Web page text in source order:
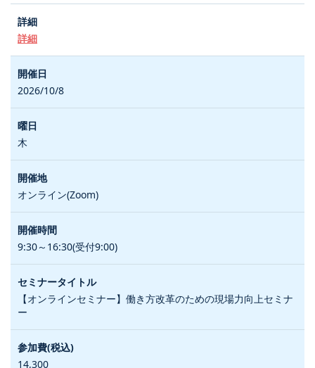
詳細
2026/10/8
木
オンライン(Zoom)
9:30～16:30(受付9:00)
【オンラインセミナー】働き方改革のための現場力向上セミナ
ー
14,300